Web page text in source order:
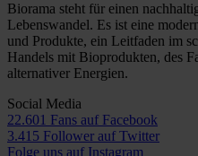
Biorama steht für einen
Lebenswandel. Es ist eine
und Produkte, ein Leitfaden im
Handels mit Bioprodukten, des
alternativer Energien.
Social Media
22.601 Fans auf Facebook
3.415 Follower auf Twitter
Folge uns auf Instagram